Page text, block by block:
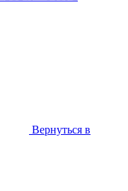
Вернуться в